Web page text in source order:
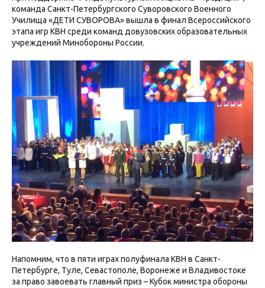
команда Санкт-Петербургского Суворовского Военного
Училища «ДЕТИ СУВОРОВА» вышла в финал Всероссийского
этапа игр КВН среди команд довузовских образовательных
учреждений Минобороны России.
Напомним, что в пяти играх полуфинала КВН в Санкт-
Петербурге, Туле, Севастополе, Воронеже и Владивостоке
за право завоевать главный приз – Кубок министра обороны